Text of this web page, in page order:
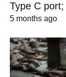
Type C port;
5 months ago